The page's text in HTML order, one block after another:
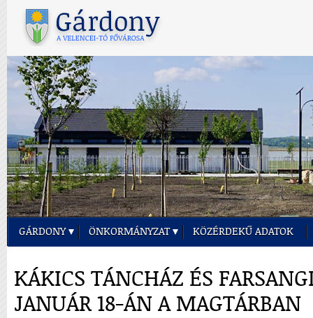
GÁRDONY ÖNKORMÁNYZAT KÖZÉRDEKŰ ADATOK
KÁKICS TÁNCHÁZ ÉS
JANUÁR 18-ÁN A MAGTÁRBAN